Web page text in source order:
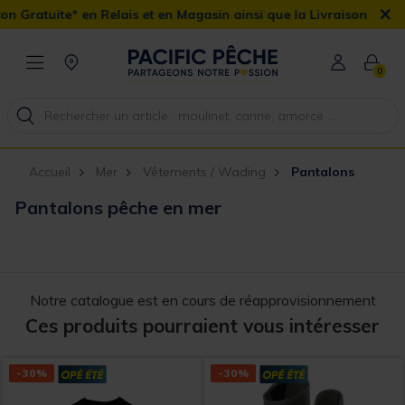
et en Magasin ainsi que la Livraison Domicile offerte dès
×
0
Accueil Mer Vêtements / Wading Pantalons
Pantalons pêche en mer
Notre catalogue est en cours de réapprovisionnement
Ces produits pourraient vous intéresser
-30% -30%